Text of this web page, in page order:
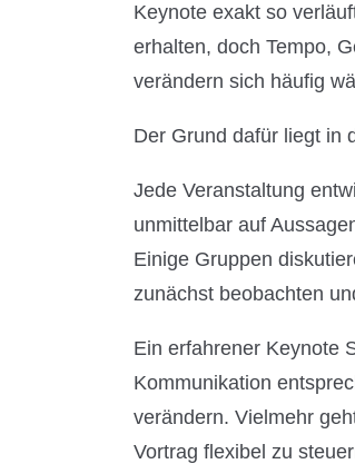
Keynote exakt so
erhalten, doch Tempo,
verändern sich häufig
Der Grund dafür liegt in
Jede Veranstaltung
unmittelbar auf
Einige Gruppen
zunächst beobachten
Ein erfahrener Keynote
Kommunikation
verändern. Vielmehr
Vortrag flexibel zu